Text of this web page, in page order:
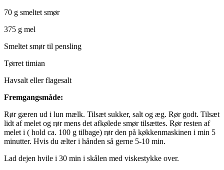
70 g smeltet smør
375 g mel
Smeltet smør til pensling
Tørret timian
Havsalt eller flagesalt
Fremgangsmåde:
Rør gæren ud i lun mælk. Tilsæt sukker, salt og æg. Rør godt. Tilsæt
lidt af melet og rør mens det afkølede smør tilsættes. Rør resten af
melet i ( hold ca. 100 g tilbage) rør den på køkkenmaskinen i min 5
minutter. Hvis du ælter i hånden så gerne 5-10 min.
Lad dejen hvile i 30 min i skålen med viskestykke over.